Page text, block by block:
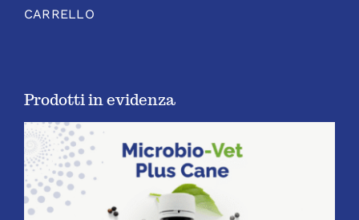
CARRELLO
Prodotti in evidenza